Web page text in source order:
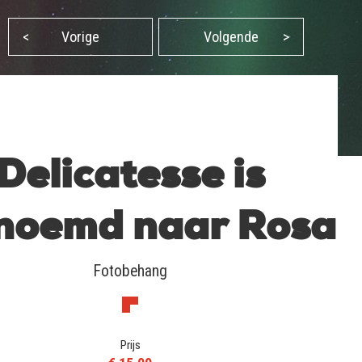
< Vorige Volgende >
is
naar Rosa
Fotobehang
Prijs